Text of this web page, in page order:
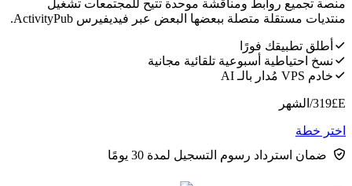
منصة تجميع روابط ومناقشة موحدة تتيح للمجتمعات تشغيل
منتديات مستقلة متصلة ببعضها البعض عبر فيديفيرس ActivityPub.
أطلق تطبيقك فورًا
نسخ احتياطية أسبوعية تلقائية مجانية
خادم VPS مُدار بالـ AI
E£
319/الشهر
اختر خطة
ضمان استرداد رسوم التسجيل لمدة 30 يومًا